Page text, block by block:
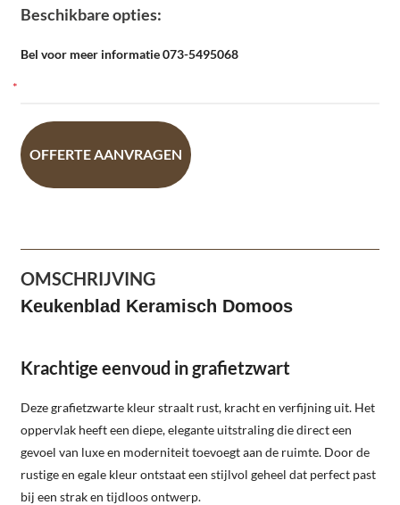
Beschikbare opties:
Bel voor meer informatie 073-5495068
OFFERTE AANVRAGEN
OMSCHRIJVING
Keukenblad Keramisch Domoos
Krachtige eenvoud in grafietzwart
Deze grafietzwarte kleur straalt rust, kracht en verfijning uit. Het
oppervlak heeft een diepe, elegante uitstraling die direct een
gevoel van luxe en moderniteit toevoegt aan de ruimte. Door de
rustige en egale kleur ontstaat een stijlvol geheel dat perfect past
bij een strak en tijdloos ontwerp.